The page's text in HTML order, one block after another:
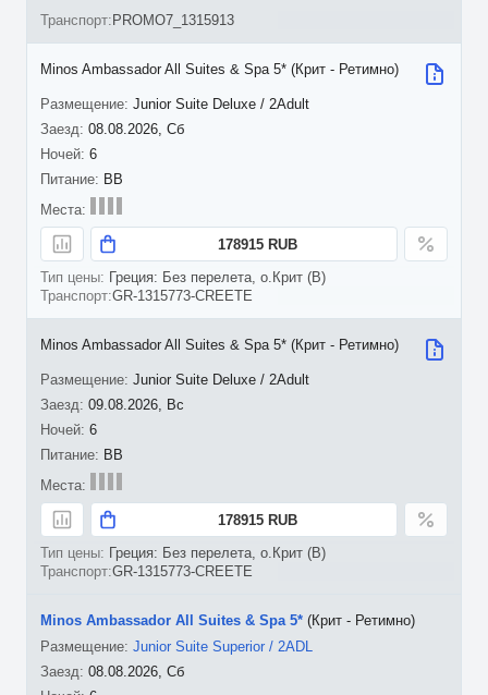
PROMO7_1315913
08.08.2026, Сб
6
Minos Ambassador All Suites & Spa 5* (Крит - Ретимно)
Junior Suite Deluxe / 2Adult
BB
178915 RUB
Греция: Без перелета, о.Крит (B)
GR-1315773-CREETE
09.08.2026, Вс
6
Minos Ambassador All Suites & Spa 5* (Крит - Ретимно)
Junior Suite Deluxe / 2Adult
BB
178915 RUB
Греция: Без перелета, о.Крит (B)
GR-1315773-CREETE
08.08.2026, Сб
Minos Ambassador All Suites & Spa 5* (Крит - Ретимно)
Junior Suite Superior / 2ADL